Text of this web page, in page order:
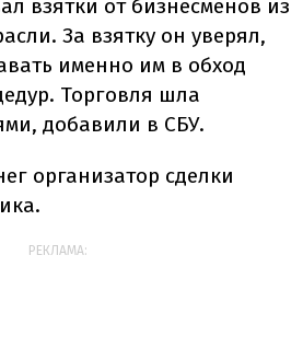
взятки от бизнесменов из
За взятку он уверял,
именно им в обход
Торговля шла
добавили в СБУ.
организатор сделки
РЕКЛАМА: